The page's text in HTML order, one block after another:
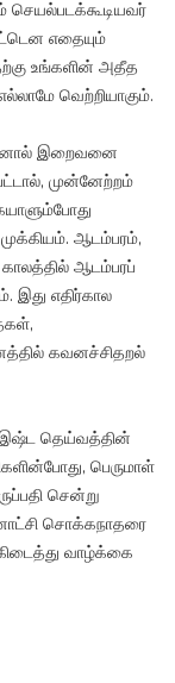
செயல்படக்கூடியவர்
எதையும்
உங்களின் அதீத
வெற்றியாகும்.
ஆனால் இறைவனை
முன்னேற்றம்
ஆடம்பரம்,
ஆடம்பரப்
இது எதிர்கால
கவனச்சிதறல்
இஷ்ட தெய்வத்தின்
பெருமாள்
சென்று
சொக்கநாதரை
வாழ்க்கை